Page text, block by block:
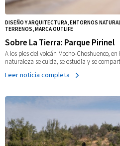
DISEÑO Y ARQUITECTURA, ENTORNOS
TERRENOS, MARCA OUTLIFE
Sobre La Tierra: Parque Pirinel
A los pies del volcán Mocho-Choshuenco,
naturaleza se cuida, se estudia y se
Leer noticia completa